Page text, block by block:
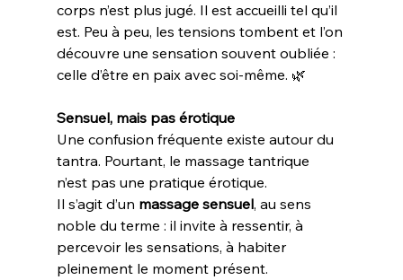
corps n’est plus jugé. Il est accueilli tel qu’il
est. Peu à peu, les tensions tombent et l’on
découvre une sensation souvent oubliée :
celle d’être en paix avec soi-même. 🌿
Sensuel, mais pas érotique
Une confusion fréquente existe autour du
tantra. Pourtant, le massage tantrique
n’est pas une pratique érotique.
Il s’agit d’un massage sensuel, au sens
noble du terme : il invite à ressentir, à
percevoir les sensations, à habiter
pleinement le moment présent.